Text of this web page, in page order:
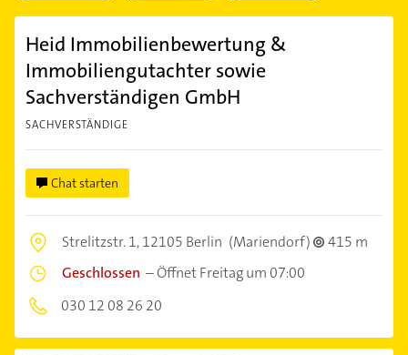
Heid Immobilienbewertung &
Immobiliengutachter sowie
Sachverständigen GmbH
SACHVERSTÄNDIGE
Chat starten
Strelitzstr. 1,12105 Berlin (Mariendorf)
415 m
Geschlossen –Öffnet Freitag um 07:00
030 12 08 26 20